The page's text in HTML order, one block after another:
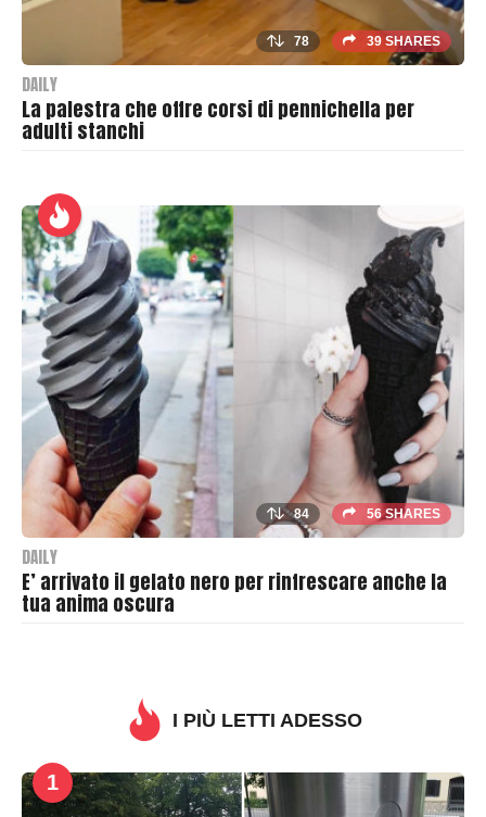
78 39 SHARES
DAILY
La palestra che offre corsi di pennichella per
adulti stanchi
T
h
r
a
s
e
84 56 SHARES
DAILY
E’ arrivato il gelato nero per rinfrescare anche la
tua anima oscura
s
I PIÙ LETTI ADESSO
1